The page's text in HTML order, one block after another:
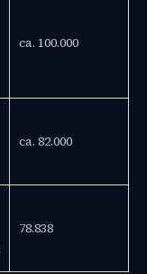
ca. 100.000
ca. 82.000
78.838